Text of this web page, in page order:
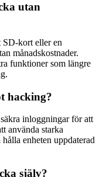
utan
SD-kort eller en
månadskostnader.
funktioner som längre
hacking?
inloggningar för att
använda starka
enheten uppdaterad
själv?